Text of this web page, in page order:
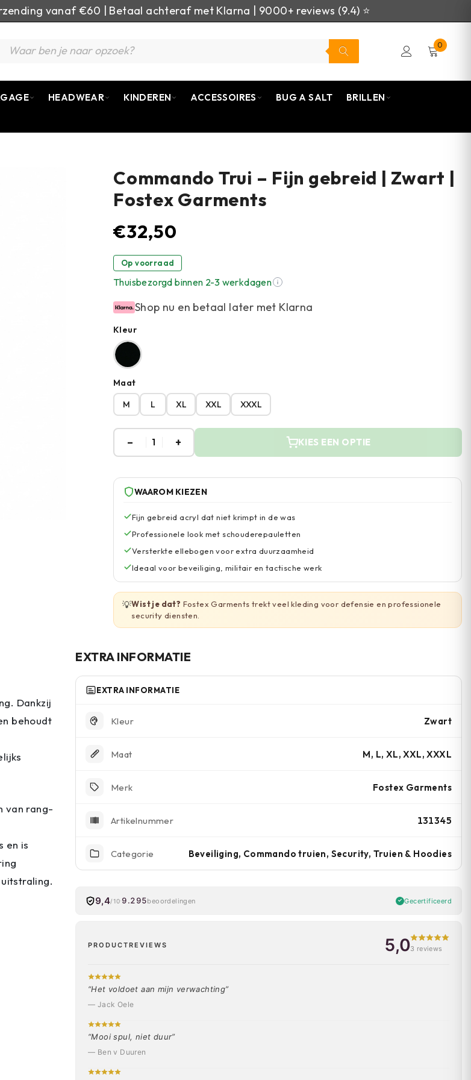
vanaf €60 | Betaal achteraf met Klarna | 9000+ reviews (9.4) ⭐
0
HEADWEAR KINDEREN ACCESSOIRES BUG A SALT
BRILLEN
Commando Trui – Fijn gebreid | Zwart |
Fostex Garments
€32,50
Op voorraad
Thuisbezorgd binnen 2-3 werkdagen
Shop nu en betaal later met Klarna
Kleur
Maat
M
L XL XXL XXXL
– 1 + KIES EEN OPTIE
WAAROM KIEZEN
Fijn gebreid acryl dat niet krimpt in de was
Professionele look met schouderepauletten
Versterkte ellebogen voor extra duurzaamheid
Ideaal voor beveiliging, militair en tactische werk
💡Wist je dat? Fostex Garments trekt veel kleding voor defensie en professionele
security diensten.
Dankzij
behoudt
van rang-
en is
EXTRA INFORMATIE
EXTRA INFORMATIE
Kleur Zwart
Maat M, L, XL, XXL, XXXL
Merk Fostex Garments
Artikelnummer 131345
Categorie Beveiliging, Commando truien, Security, Truien & Hoodies
9,4/10 9.295beoordelingen Gecertificeerd
PRODUCTREVIEWS 5,03 reviews
“Het voldoet aan mijn verwachting”
— Jack Oele
“Mooi spul, niet duur”
— Ben v Duuren